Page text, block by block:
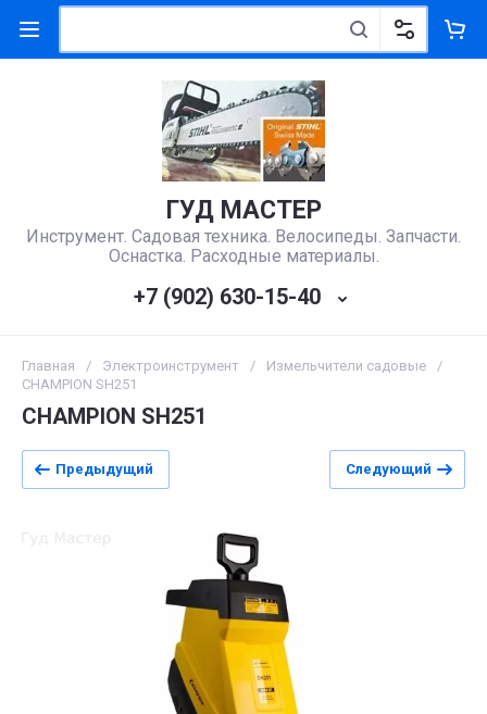
ГУД МАСТЕР
Инструмент. Садовая техника. Велосипеды. Запчасти.
Оснастка. Расходные материалы.
+7 (902) 630-15-40
Главная / Электроинструмент / Измельчители садовые
/
CHAMPION SH251
CHAMPION SH251
Предыдущий Следующий